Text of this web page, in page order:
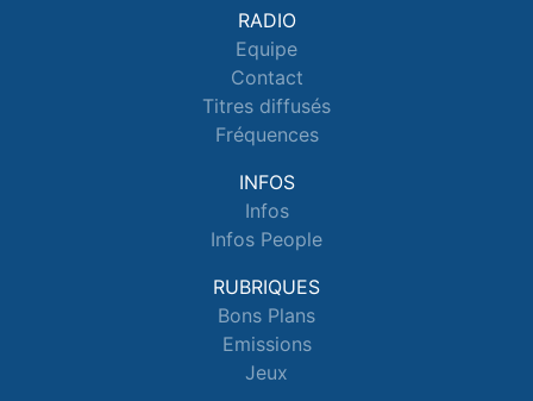
RADIO
Equipe
Contact
Titres diffusés
Fréquences
INFOS
Infos
Infos People
RUBRIQUES
Bons Plans
Emissions
Jeux